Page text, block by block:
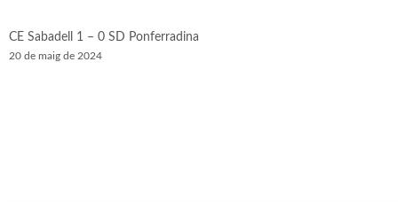
CE Sabadell 1 – 0 SD Ponferradina
20 de maig de 2024